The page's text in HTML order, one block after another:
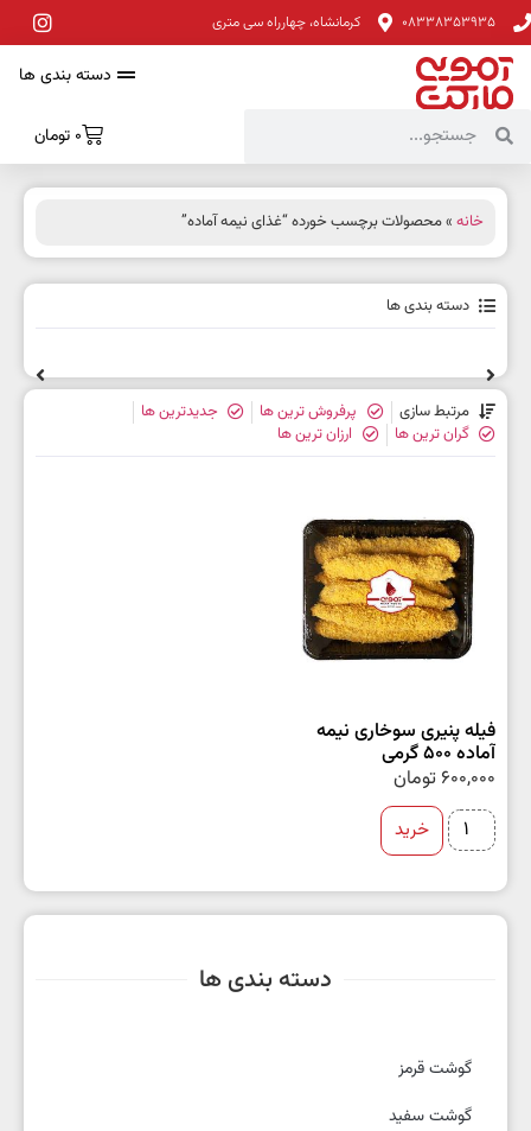
08338353935 کرمانشاه، چهارراه سی متری
دسته بندی ها
0 تومان
دسته بندی ها
گوشت قرمز
گوشت سفید
خانه » محصولات برچسب خورده “غذای نیمه آماده”
دسته بندی ها
مرتبط سازی پرفروش ترین ها
جدیدترین ها
گران ترین ها
ارزان ترین ها
فیله پنیری سوخاری نیمه
آماده 500 گرمی
600,000 تومان
خرید